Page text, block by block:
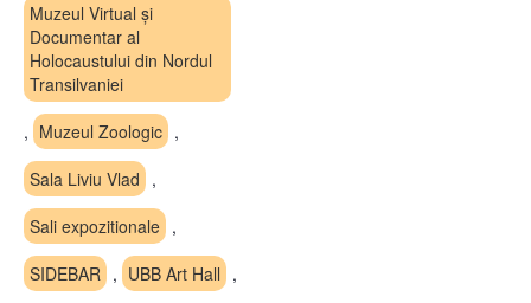
Muzeul Virtual și
Documentar al
Holocaustului din Nordul
Transilvaniei
, Muzeul Zoologic ,
Sala Liviu Vlad ,
Sali expozitionale ,
SIDEBAR , UBB Art Hall ,